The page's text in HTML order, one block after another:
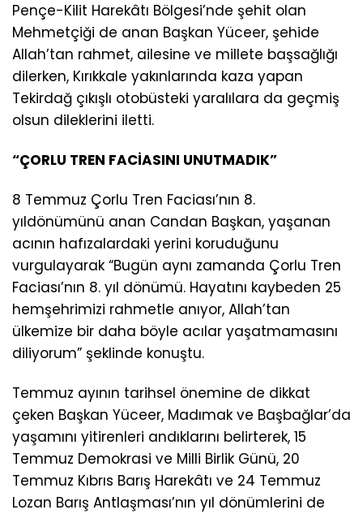
Pençe-Kilit Harekâtı Bölgesi’nde şehit olan
Mehmetçiği de anan Başkan Yüceer, şehide
Allah’tan rahmet, ailesine ve millete başsağlığı
dilerken, Kırıkkale yakınlarında kaza yapan
Tekirdağ çıkışlı otobüsteki yaralılara da geçmiş
olsun dileklerini iletti.
“ÇORLU TREN FACİASINI UNUTMADIK”
8 Temmuz Çorlu Tren Faciası’nın 8.
yıldönümünü anan Candan Başkan, yaşanan
acının hafızalardaki yerini koruduğunu
vurgulayarak “Bugün aynı zamanda Çorlu Tren
Faciası’nın 8. yıl dönümü. Hayatını kaybeden 25
hemşehrimizi rahmetle anıyor, Allah’tan
ülkemize bir daha böyle acılar yaşatmamasını
diliyorum” şeklinde konuştu.
Temmuz ayının tarihsel önemine de dikkat
çeken Başkan Yüceer, Madımak ve Başbağlar’da
yaşamını yitirenleri andıklarını belirterek, 15
Temmuz Demokrasi ve Milli Birlik Günü, 20
Temmuz Kıbrıs Barış Harekâtı ve 24 Temmuz
Lozan Barış Antlaşması’nın yıl dönümlerini de